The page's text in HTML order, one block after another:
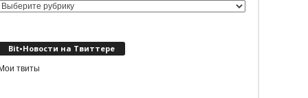
Выбор
Bit•Новости на Твиттере
твиты